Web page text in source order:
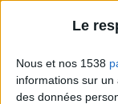
Le
Nous et nos 1538
informations sur
des données
Savane,